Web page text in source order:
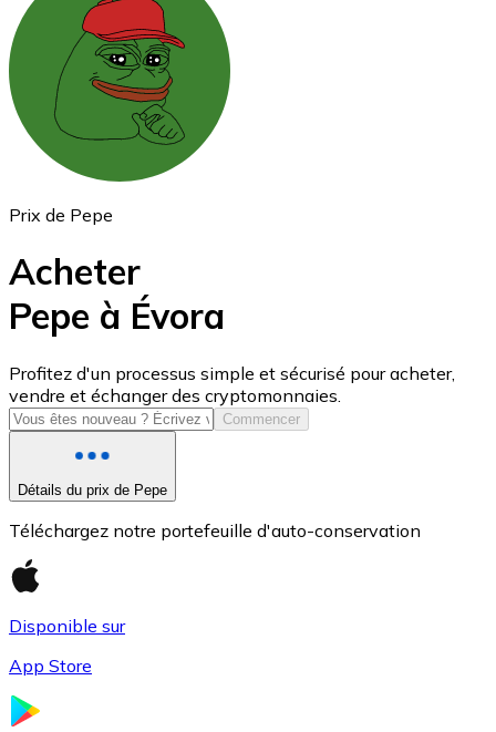
Ethereum
ETH
USD Coin
USDC
Prix de Pepe
Acheter
Pepe à Évora
Profitez d'un processus simple et sécurisé pour acheter,
vendre et échanger des cryptomonnaies.
Commencer
Détails du prix de Pepe
Téléchargez notre portefeuille d'auto-conservation
Disponible sur
App Store